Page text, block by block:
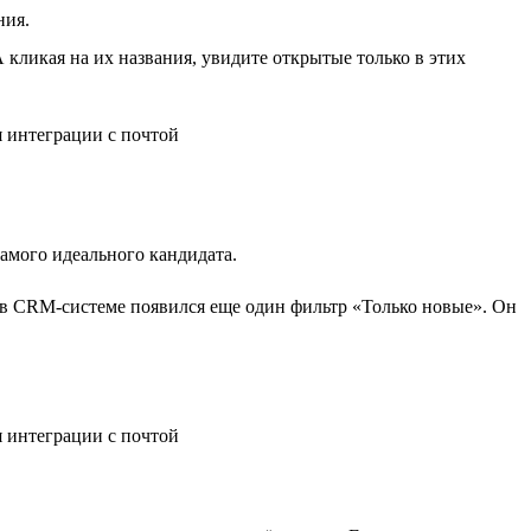
на их названия, увидите открытые только в этих
идеального кандидата.
CRM-системе появился еще один фильтр «Только новые». Он